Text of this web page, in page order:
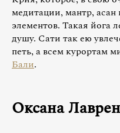
медитации, мантр,
элементов. Такая йога
душу. Сати так ею
петь, а всем курортам
Бали.
Оксана